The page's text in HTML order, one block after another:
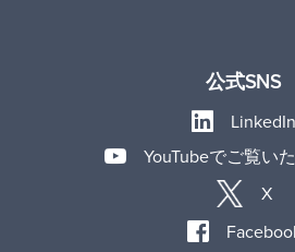
公式SNS
LinkedIn
YouTubeでご覧い
X